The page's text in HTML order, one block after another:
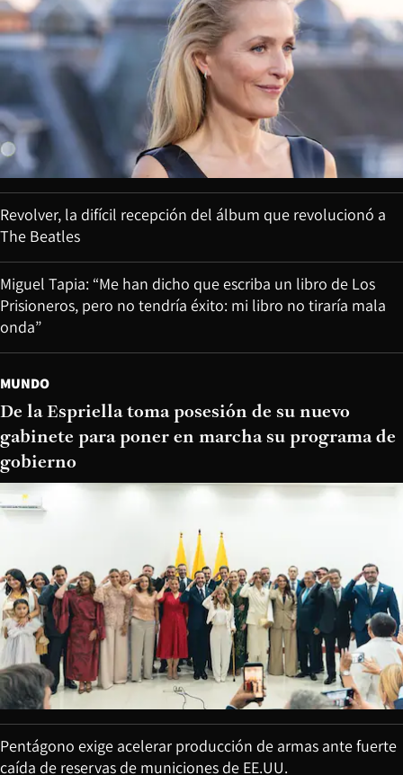
Revolver, la difícil recepción del álbum que revolucionó a
The Beatles
Miguel Tapia: “Me han dicho que escriba un libro de Los
Prisioneros, pero no tendría éxito: mi libro no tiraría mala
onda”
MUNDO
De la Espriella toma posesión de su nuevo
gabinete para poner en marcha su programa de
gobierno
Pentágono exige acelerar producción de armas ante fuerte
caída de reservas de municiones de EE.UU.